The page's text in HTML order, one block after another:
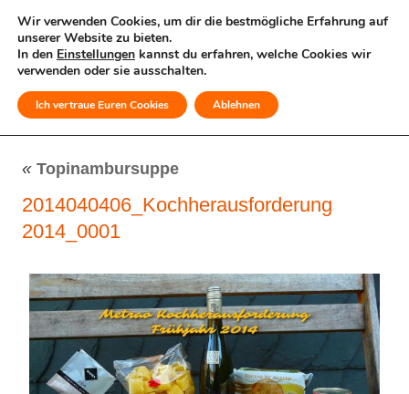
MENÜ
« Topinambursuppe
2014040406_Kochherausforderung
2014_0001
Wir verwenden Cookies, um dir die bestmögliche Erfahrung auf
unserer Website zu bieten.
In den Einstellungen kannst du erfahren, welche Cookies wir
verwenden oder sie ausschalten.
Ich vertraue Euren Cookies Ablehnen